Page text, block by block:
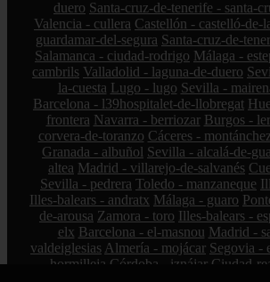
duero Santa-cruz-de-tenerife - santa-
Valencia - cullera Castellón - castelló-de-
guardamar-del-segura Santa-cruz-de-
Salamanca - ciudad-rodrigo Málaga -
cambrils Valladolid - laguna-de-duero
la-cuesta Lugo - lugo Sevilla -
Barcelona - l39hospitalet-de-llobregat
frontera Navarra - berriozar Burgos -
corvera-de-toranzo Cáceres -
Granada - albuñol Sevilla - alcalá-de-
altea Madrid - villarejo-de-salvanés
Sevilla - pedrera Toledo - manzaneque
Illes-balears - andratx Málaga - guaro
de-arousa Zamora - toro Illes-balears -
elx Barcelona - el-masnou Madrid -
valdeiglesias Almería - mojácar Segovia -
- hormilleja Córdoba - iznájar Ciudad-